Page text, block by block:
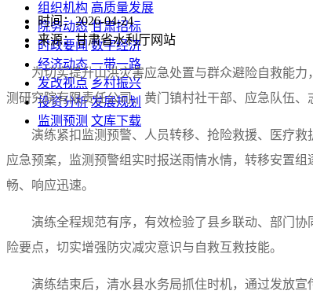
组织机构 高质量发展
院务动态 甘肃招标
时政要闻 数字经济
经济动态 一带一路
发改视点 乡村振兴
投资分析 发展规划
监测预测 文库下载
时间：2026-04-24
来源：甘肃省水利厅网站
为切实提升山洪灾害应急处置与群众避险自救能
测研究院有限责任公司、黄门镇村社干部、应急队伍、
演练紧扣监测预警、人员转移、抢险救援、医疗
应急预案，监测预警组实时报送雨情水情，转移安置
畅、响应迅速。
演练全程规范有序，有效检验了县乡联动、部门
险要点，切实增强防灾减灾意识与自救互救技能。
演练结束后，清水县水务局抓住时机，通过发放